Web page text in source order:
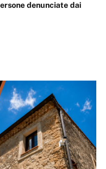
denunciate dai